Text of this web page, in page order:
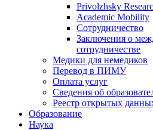
Privolzhsky
Academic Mobility
Сотрудничество
Заключения о
сотрудничестве
Медики для немедиков
Перевод в ПИМУ
Оплата услуг
Сведения об
Реестр открытых
Образование
Наука